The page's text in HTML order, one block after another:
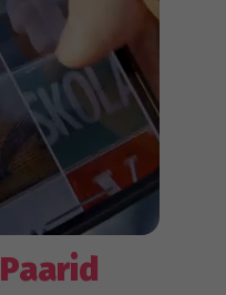
Paarid